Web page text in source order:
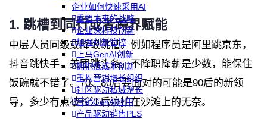
企业如何快速采用AI
重塑未来的战略
企业深科技创新
加强创新管控
上马GenAI创新
拥抱低成本创新
重构营销增长组织
社区驱动私域增长
营销GenAI应用
产品驱动销售PLS
1. 跳槽到同行或者跨界赋能
中层人员同级或降级跳槽。例如程序员是阿里跳京东，
抖音跳快手，美团跳头条。不降职降薪是少数，能保住
饭碗就不错了。70、80后要面对的可能是90后的新领
导，多少有点被长江后浪拍在沙滩上的无奈。